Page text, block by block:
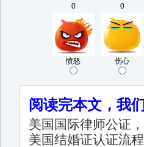
0
愤怒
0
伤心
阅读完本文，我
美国国际律师公证
美国结婚证认证流